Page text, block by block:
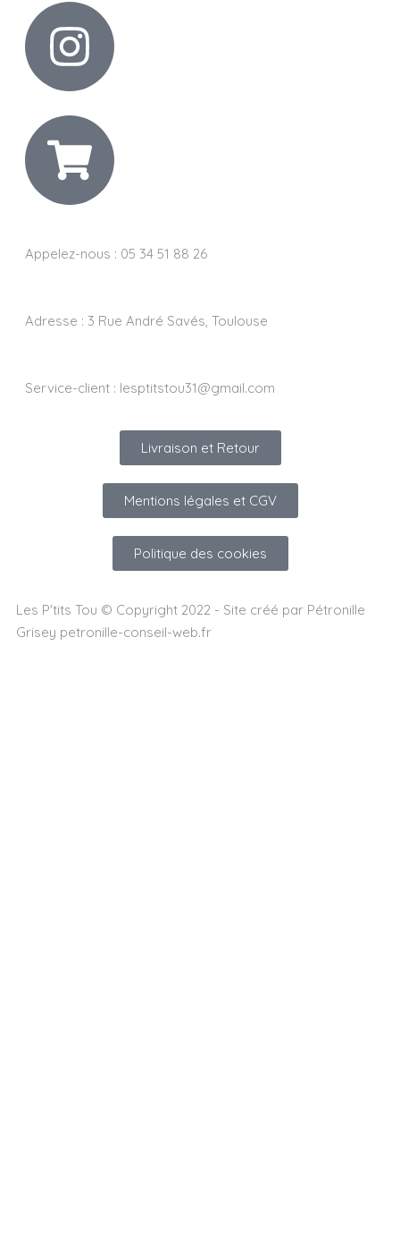
Appelez-nous : 05 34 51 88 26
Adresse : 3 Rue André Savés, Toulouse
Service-client : lesptitstou31@gmail.com
Livraison et Retour
Mentions légales et CGV
Politique des cookies
Les P'tits Tou © Copyright 2022 - Site créé par Pétronille
Grisey petronille-conseil-web.fr